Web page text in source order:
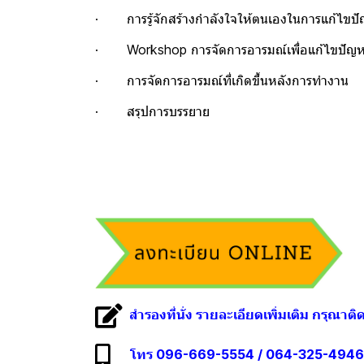
· การรู้จักสร้างกำลังใจให้ตนเองในการแก้ไข
· Workshop การจัดการอารมณ์เพื่อแก้ไขปัญห
· การจัดการอารมณ์ที่เกิดขึ้นหลังการทำงาน
· สรุปการบรรยาย
สำรองที่นั่ง รายละเอียดเพิ่มเติม กรุณาติ
โทร 096-669-5554 / 064-325-4946